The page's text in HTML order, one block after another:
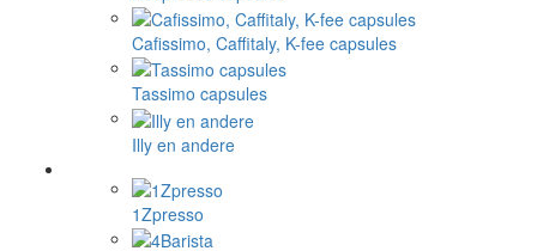
Cafissimo, Caffitaly, K-fee capsules
Tassimo capsules
Illy en andere
1Zpresso